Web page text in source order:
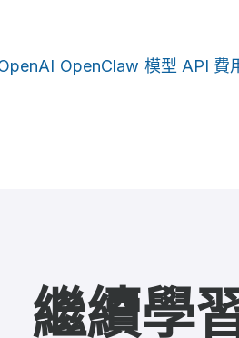
OpenClaw 模型 API 費
繼續學